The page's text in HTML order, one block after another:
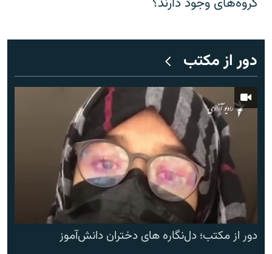
دور از مکتب
دور از مکتب؛ دل‌نگاره های دختران دانش‌آموز